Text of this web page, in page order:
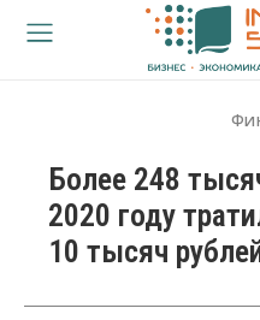
Более 248
2020 году
10 тысяч